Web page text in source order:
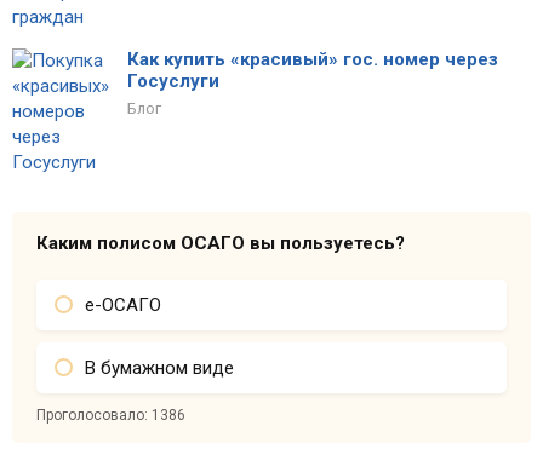
Как купить «красивый» гос. номер через
Госуслуги
Блог
Каким полисом ОСАГО вы пользуетесь?
е-ОСАГО
В бумажном виде
Проголосовало: 1386